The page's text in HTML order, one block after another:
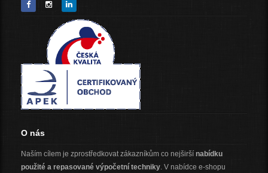
O nás
Naším cílem je zprostředkovat zákazníkům co nejširší nabídku
použité a repasované výpočetní techniky. V nabídce e-shopu